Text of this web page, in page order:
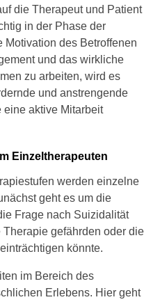
die Therapeut und Patient
in der Phase der
Motivation des Betroffenen
und das wirkliche
zu arbeiten, wird es
und anstrengende
aktive Mitarbeit
Einzeltherapeuten
werden einzelne
geht es um die
Frage nach Suizidalität
gefährden oder die
könnte.
im Bereich des
Erlebens. Hier geht